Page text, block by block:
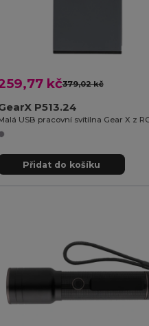
kč379,02 kč
P513.24
Přidat do košíku